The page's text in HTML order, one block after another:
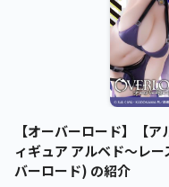
【オーバーロード】【
ィギュア アルベド～レ
バーロード) の紹介